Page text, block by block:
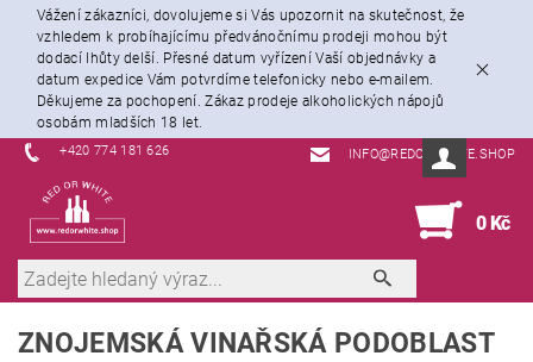
Vážení zákazníci, dovolujeme si Vás upozornit na skutečnost, že
vzhledem k probíhajícímu předvánočnímu prodeji mohou být
dodací lhůty delší. Přesné datum vyřízení Vaší objednávky a
datum expedice Vám potvrdíme telefonicky nebo e-mailem.
Děkujeme za pochopení. Zákaz prodeje alkoholických nápojů
osobám mladších 18 let.
+420 774 181 626 INFO@REDORWHITE.SHOP
0 Kč
ZNOJEMSKÁ VINAŘSKÁ PODOBLAST